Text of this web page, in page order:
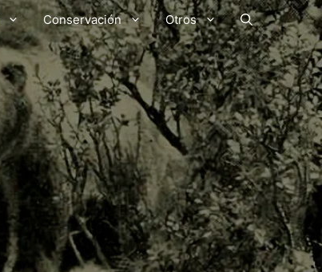
Conservación Otros